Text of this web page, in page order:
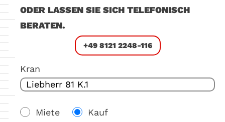
ODER LASSEN SIE SICH TELEFONISCH
BERATEN.
+49 8121 2248-116
Kran
Miete
Kauf